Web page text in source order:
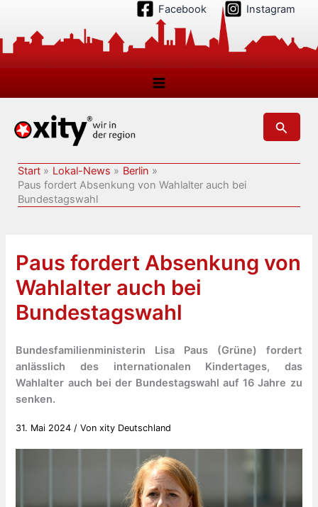
springen
Facebook Instagram
Suchen
Start Lokal-News
Berlin
Paus fordert Absenkung von Wahlalter auch bei
Bundestagswahl
Paus fordert Absenkung von
Wahlalter auch bei
Bundestagswahl
Bundesfamilienministerin Lisa Paus (Grüne) fordert
anlässlich des internationalen Kindertages, das
Wahlalter auch bei der Bundestagswahl auf 16 Jahre zu
senken.
31. Mai 2024 / Vonxity Deutschland